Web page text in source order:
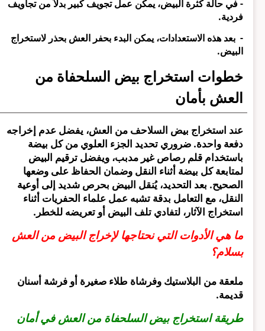
- في حالة كثرة البيض، يمكن عمل تجويف كبير بدلاً من تجاويف
فردية.
- بعد هذه الاستعدادات، يمكن البدء بحفر العش بحذر لاستخراج
البيض.
خطوات استخراج بيض السلحفاة من
العش بأمان
عند استخراج بيض السلاحف من العش، يفضل عدم إخراجه
دفعة واحدة. ضروري تحديد الجزء العلوي من كل بيضة
باستخدام قلم رصاص غير مدبب، ويفضل ترقيم البيض
لمتابعة كل بيضة أثناء النقل وضمان الحفاظ على وضعها
الصحيح. بعد التحديد، يُنقل البيض بحرص شديد إلى أوعية
النقل، مع التعامل بدقة تشبه عمل علماء الحفريات أثناء
استخراج الآثار، لتفادي تلف البيض أو تعريضه للخطر.
ما هي الأدوات التي نحتاجها لإخراج البيض من العش
بسلام؟
ملعقة من البلاستيك وفرشاة طلاء صغيرة أو فرشة أسنان
قديمة.
طريقة استخراج بيض السلحفاة من العش في أمان